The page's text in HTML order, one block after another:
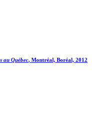
au Québec, Montréal, Boréal, 2012